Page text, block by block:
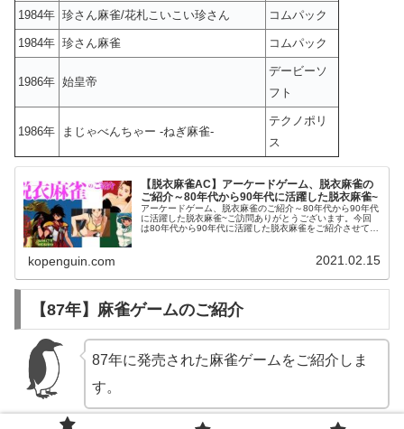
1984年 珍さん麻雀/花札こいこい珍さん コムパック
1984年 珍さん麻雀 コムパック
1986年 始皇帝
デービーソ
フト
1986年 まじゃべんちゃー -ねぎ麻雀-
テクノポリ
ス
【脱衣麻雀AC】アーケードゲーム、脱衣麻雀の
ご紹介～80年代から90年代に活躍した脱衣麻雀~
アーケードゲーム、脱衣麻雀のご紹介～80年代から90年代
に活躍した脱衣麻雀~ご訪問ありがとうございます。今回
は80年代から90年代に活躍した脱衣麻雀をご紹介させて頂
kopenguin.com 2021.02.15
【87年】麻雀ゲームのご紹介
87年に発売された麻雀ゲームをご紹介しま
す。